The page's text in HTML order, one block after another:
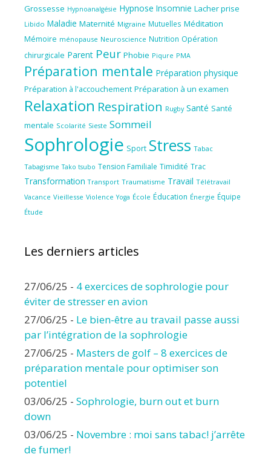
Grossesse Hypnoanalgésie Hypnose Insomnie Lacher prise
Libido Maladie Maternité Migraine Mutuelles Méditation
Mémoire ménopause Neuroscience Nutrition Opération
chirurgicale Parent Peur Phobie Piqure PMA
Préparation mentale Préparation physique
Préparation à l'accouchement Préparation à un examen
Relaxation Respiration Rugby Santé Santé
mentale Scolarité Sieste Sommeil
Sophrologie Sport Stress Tabac
Tabagisme Tako tsubo Tension Familiale Timidité Trac
Transformation Transport Traumatisme Travail Télétravail
Vacance Vieillesse Violence Yoga École Éducation Énergie Équipe
Étude
Les derniers articles
27/06/25 - 4 exercices de sophrologie pour
éviter de stresser en avion
27/06/25 - Le bien-être au travail passe aussi
par l’intégration de la sophrologie
27/06/25 - Masters de golf – 8 exercices de
préparation mentale pour optimiser son
potentiel
03/06/25 - Sophrologie, burn out et burn
down
03/06/25 - Novembre : moi sans tabac! j’arrête
de fumer!